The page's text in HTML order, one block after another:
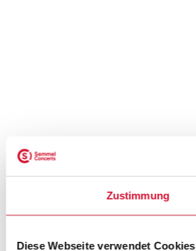
Zustimmung
Diese Webseite verwendet Cookies